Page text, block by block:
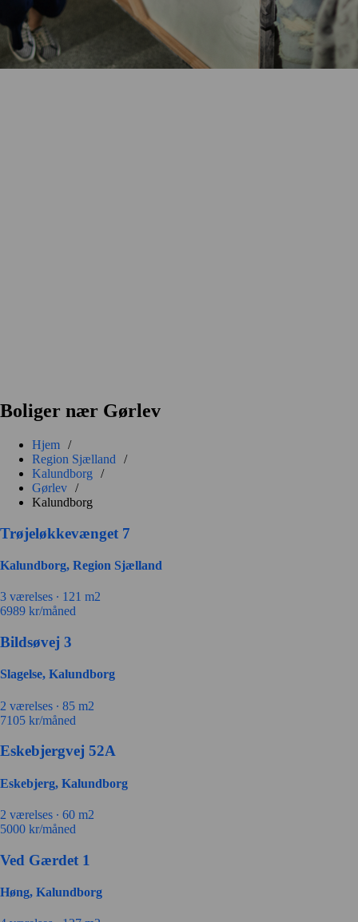
Boliger nær Gørlev
Hjem /
Region Sjælland
/
Kalundborg
/
Gørlev /
Kalundborg
Trøjeløkkevænget 7
Kalundborg, Region Sjælland
3 værelses ∙ 121 m2
6989 kr/måned
Bildsøvej 3
Slagelse, Kalundborg
2 værelses ∙ 85 m2
7105 kr/måned
Eskebjergvej 52A
Eskebjerg, Kalundborg
2 værelses ∙ 60 m2
5000 kr/måned
Ved Gærdet 1
Høng, Kalundborg